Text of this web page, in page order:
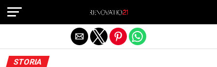
STORIA
Exit mobile version